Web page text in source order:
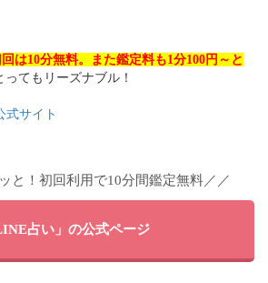
は10分無料。また鑑定料も1分100円～と
ってもリーズナブル！
式サイト
と！初回利用で10分間鑑定無料／／
占い」の公式ページ